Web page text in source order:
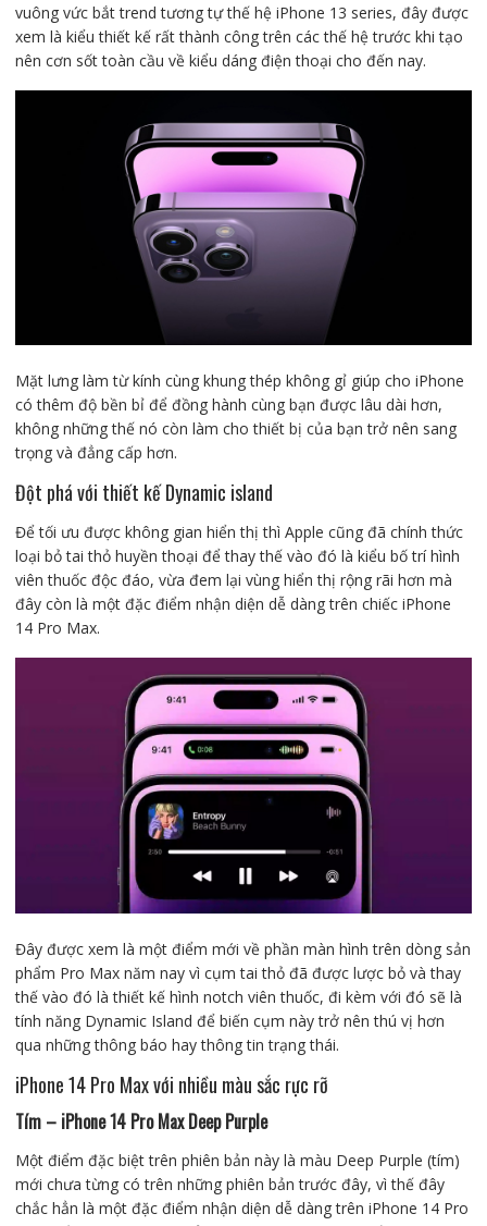
vuông vức bắt trend tương tự thế hệ iPhone 13 series, đây được
xem là kiểu thiết kế rất thành công trên các thế hệ trước khi tạo
nên cơn sốt toàn cầu về kiểu dáng điện thoại cho đến nay.
Mặt lưng làm từ kính cùng khung thép không gỉ giúp cho iPhone
có thêm độ bền bỉ để đồng hành cùng bạn được lâu dài hơn,
không những thế nó còn làm cho thiết bị của bạn trở nên sang
trọng và đẳng cấp hơn.
Đột phá với thiết kế Dynamic island
Để tối ưu được không gian hiển thị thì Apple cũng đã chính thức
loại bỏ tai thỏ huyền thoại để thay thế vào đó là kiểu bố trí hình
viên thuốc độc đáo, vừa đem lại vùng hiển thị rộng rãi hơn mà
đây còn là một đặc điểm nhận diện dễ dàng trên chiếc iPhone
14 Pro Max.
Đây được xem là một điểm mới về phần màn hình trên dòng sản
phẩm Pro Max năm nay vì cụm tai thỏ đã được lược bỏ và thay
thế vào đó là thiết kế hình notch viên thuốc, đi kèm với đó sẽ là
tính năng Dynamic Island để biến cụm này trở nên thú vị hơn
qua những thông báo hay thông tin trạng thái.
iPhone 14 Pro Max với nhiều màu sắc rực rỡ
Tím – iPhone 14 Pro Max Deep Purple
Một điểm đặc biệt trên phiên bản này là màu Deep Purple (tím)
mới chưa từng có trên những phiên bản trước đây, vì thế đây
chắc hẳn là một đặc điểm nhận diện dễ dàng trên iPhone 14 Pro